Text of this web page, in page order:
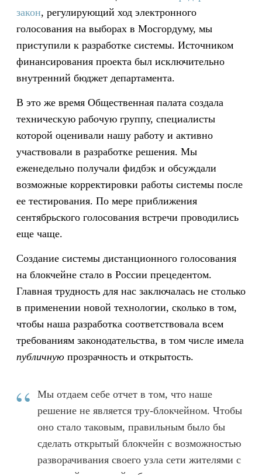
закон, регулирующий ход электронного
голосования на выборах в Мосгордуму, мы
приступили к разработке системы. Источником
финансирования проекта был исключительно
внутренний бюджет департамента.
В это же время Общественная палата создала
техническую рабочую группу, специалисты
которой оценивали нашу работу и активно
участвовали в разработке решения. Мы
еженедельно получали фидбэк и обсуждали
возможные корректировки работы системы после
ее тестирования. По мере приближения
сентябрьского голосования встречи проводились
еще чаще.
Создание системы дистанционного голосования
на блокчейне стало в России прецедентом.
Главная трудность для нас заключалась не столько
в применении новой технологии, сколько в том,
чтобы наша разработка соответствовала всем
требованиям законодательства, в том числе имела
публичную прозрачность и открытость.
“
Мы отдаем себе отчет в том, что наше
решение не является тру-блокчейном. Чтобы
оно стало таковым, правильным было бы
сделать открытый блокчейн с возможностью
разворачивания своего узла сети жителями с